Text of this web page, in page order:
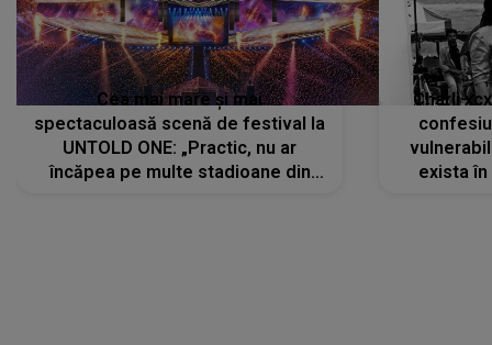
Cea mai mare și mai
spectaculoasă scenă de festival la
UNTOLD ONE: „Practic, nu ar
încăpea pe multe stadioane din
Charli
exista